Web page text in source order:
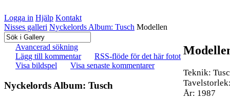
Logga in Hjälp Kontakt
Nisses galleri Nyckelords Album: Tusch Modellen
Avancerad sökning
Lägg till kommentar
RSS-flöde för det här fotot
Visa bildspel
Visa senaste kommentarer
Nyckelords Album: Tusch
Teknik:
År: 1987